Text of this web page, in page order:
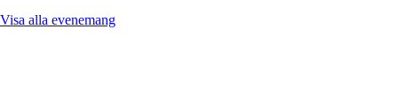
Visa alla evenemang